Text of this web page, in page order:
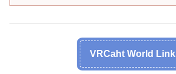
VRCaht World Link